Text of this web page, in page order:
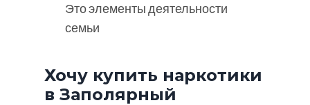
Это элементы деятельности
семьи
Хочу купить наркотики
в Заполярный